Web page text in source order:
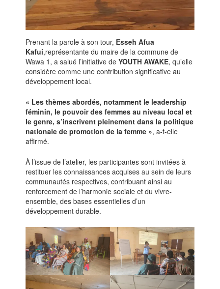
Prenant la parole à son tour, Esseh Afua
Kafui,représentante du maire de la commune de
Wawa 1, a salué l’initiative de YOUTH AWAKE, qu’elle
considère comme une contribution significative au
développement local.
« Les thèmes abordés, notamment le leadership
féminin, le pouvoir des femmes au niveau local et
le genre, s’inscrivent pleinement dans la politique
nationale de promotion de la femme », a-t-elle
affirmé.
À l’issue de l’atelier, les participantes sont invitées à
restituer les connaissances acquises au sein de leurs
communautés respectives, contribuant ainsi au
renforcement de l’harmonie sociale et du vivre-
ensemble, des bases essentielles d’un
développement durable.